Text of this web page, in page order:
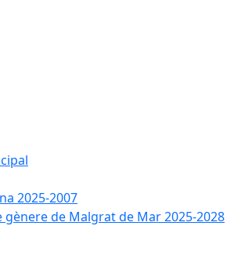
2025-2007
de Malgrat de Mar 2025-2028